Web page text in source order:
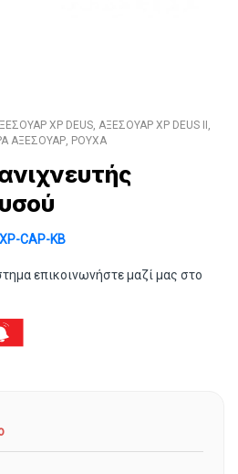
XP DEUS ΑΞΕΣΟΥΑΡ XP DEUS II
ΑΞΕΣΟΥΑΡ, ΡΟΥΧΑ
XP-CAP-KB
επικοινωνήστε μαζί μας στο